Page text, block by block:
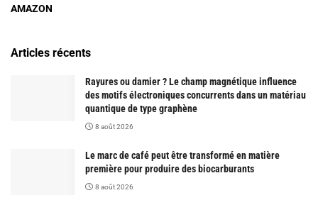
AMAZON
Articles récents
Rayures ou damier ? Le champ magnétique influence
des motifs électroniques concurrents dans un matériau
quantique de type graphène
8 août 2026
Le marc de café peut être transformé en matière
première pour produire des biocarburants
8 août 2026